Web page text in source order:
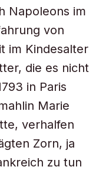
Napoleons im
von
im Kindesalter
die es nicht
in Paris
Marie
verhalfen
Zorn, ja
zu tun